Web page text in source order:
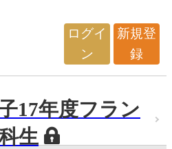
ログイ
ン
新規登
録
17年度フラン
生